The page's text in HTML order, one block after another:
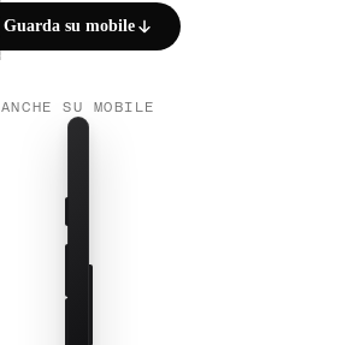
Guarda su mobile
ANCHE SU MOBILE